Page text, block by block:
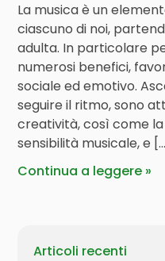
La musica è un
ciascuno di noi,
adulta. In particolare
numerosi benefici,
sociale ed emotivo.
seguire il ritmo, sono
creatività, così come
sensibilità musicale, e
Continua a leggere
Articoli recenti